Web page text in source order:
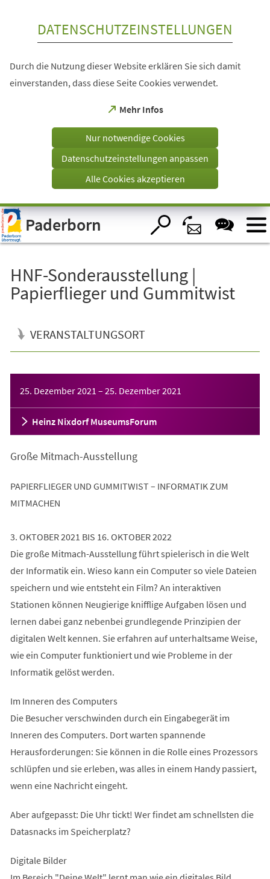
Visuelle
Assistenzsoftware
öffnen.
DATENSCHUTZEINSTELLUNGEN
Durch die Nutzung dieser Website erklären Sie sich damit
einverstanden, dass diese Seite Cookies verwendet.
Mehr Infos
(Öffnet
einem
Tab)
Nur notwendige Cookies
Datenschutzeinstellungen anpassen
Alle Cookies akzeptieren
Paderborn
HNF-Sonderausstellung |
Papierflieger und Gummitwist
VERANSTALTUNGSORT
25. Dezember 2021 – 25. Dezember 2021
Heinz Nixdorf MuseumsForum
Große Mitmach-Ausstellung
PAPIERFLIEGER UND GUMMITWIST – INFORMATIK ZUM
MITMACHEN
3. OKTOBER 2021 BIS 16. OKTOBER 2022
Die große Mitmach-Ausstellung führt spielerisch in die Welt
der Informatik ein. Wieso kann ein Computer so viele Dateien
speichern und wie entsteht ein Film? An interaktiven
Stationen können Neugierige knifflige Aufgaben lösen und
lernen dabei ganz nebenbei grundlegende Prinzipien der
digitalen Welt kennen. Sie erfahren auf unterhaltsame Weise,
wie ein Computer funktioniert und wie Probleme in der
Informatik gelöst werden.
Im Inneren des Computers
Die Besucher verschwinden durch ein Eingabegerät im
Inneren des Computers. Dort warten spannende
Herausforderungen: Sie können in die Rolle eines Prozessors
schlüpfen und sie erleben, was alles in einem Handy passiert,
wenn eine Nachricht eingeht.
Aber aufgepasst: Die Uhr tickt! Wer findet am schnellsten die
Datasnacks im Speicherplatz?
Digitale Bilder